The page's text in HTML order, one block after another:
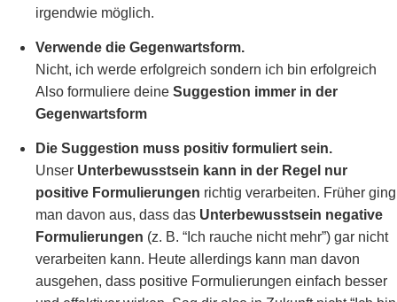
irgendwie möglich.
Verwende die Gegenwartsform.
Nicht, ich werde erfolgreich sondern ich bin erfolgreich
Also formuliere deine Suggestion immer in der
Gegenwartsform
Die Suggestion muss positiv formuliert sein.
Unser Unterbewusstsein kann in der Regel nur
positive Formulierungen richtig verarbeiten. Früher ging
man davon aus, dass das Unterbewusstsein negative
Formulierungen (z. B. “Ich rauche nicht mehr”) gar nicht
verarbeiten kann. Heute allerdings kann man davon
ausgehen, dass positive Formulierungen einfach besser